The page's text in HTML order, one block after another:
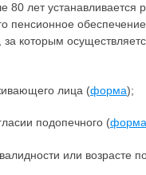
80 лет устанавливается
пенсионное
за которым
лица (форма);
подопечного (форма
или возрасте